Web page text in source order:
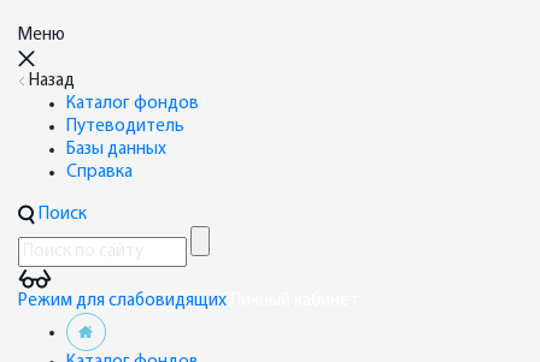
Меню
Назад
Каталог фондов
Путеводитель
Базы данных
Справка
Поиск
Режим для слабовидящих